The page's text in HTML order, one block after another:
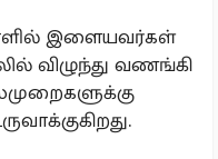
இளையவர்கள்
விழுந்து வணங்கி